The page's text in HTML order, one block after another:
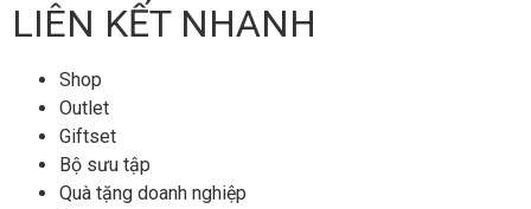
LIÊN KẾT NHANH
Shop
Outlet
Giftset
Bộ sưu tập
Quà tặng doanh nghiệp